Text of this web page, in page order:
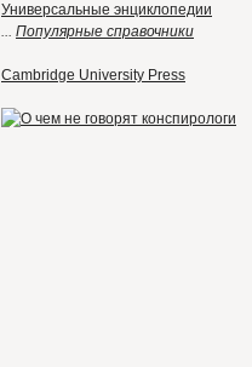
Универсальные энциклопедии
... Популярные справочники
Cambridge University Press